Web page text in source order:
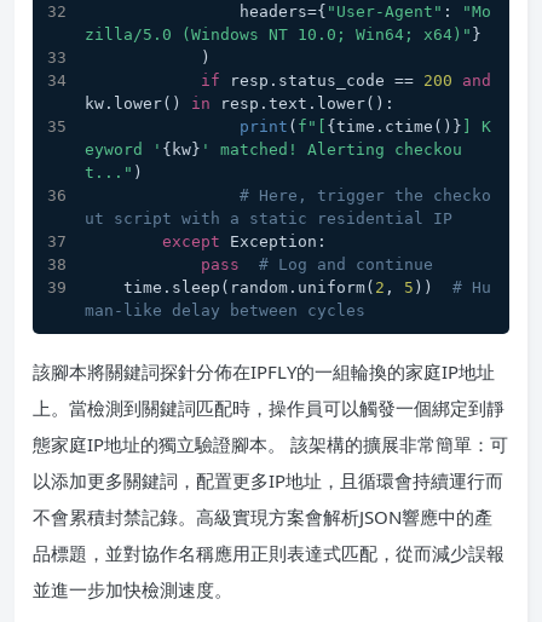
                headers={
"User-Agent" :
"Mo
zilla/5.0 (Windows NT 10.0; Win64; x64)" }
            )
if resp.status_code == 200
and
kw.lower() in resp.text.lower():
print ( f"[ {time.ctime()} ] K
eyword ' {kw} ' matched! Alerting checkou
t..." )
# Here, trigger the checko
ut script with a static residential IP
except Exception:
pass
# Log and continue
    time.sleep(random.uniform(
2 , 5 )) # Hu
man‑like delay between cycles
該腳本將關鍵詞探針分佈在IPFLY的一組輪換的家庭IP地址
上。當檢測到關鍵詞匹配時，操作員可以觸發一個綁定到靜
態家庭IP地址的獨立驗證腳本。 該架構的擴展非常簡單：可
以添加更多關鍵詞，配置更多IP地址，且循環會持續運行而
不會累積封禁記錄。高級實現方案會解析JSON響應中的產
品標題，並對協作名稱應用正則表達式匹配，從而減少誤報
並進一步加快檢測速度。